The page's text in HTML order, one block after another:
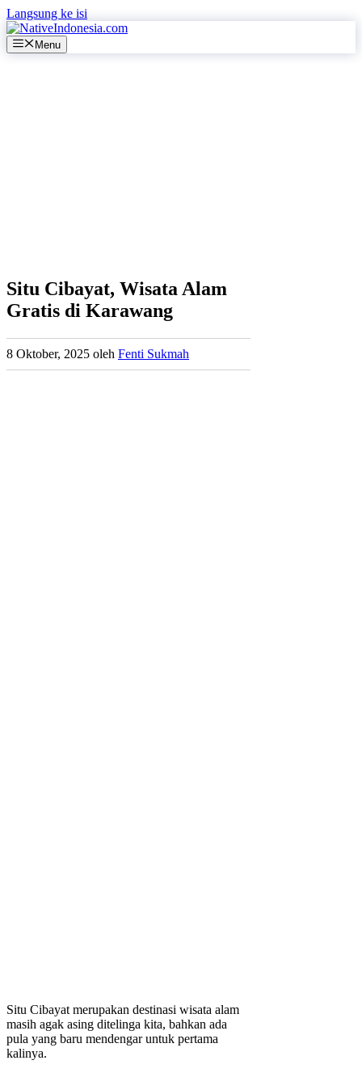
Langsung ke isi
Menu
Situ Cibayat, Wisata Alam
Gratis di Karawang
8 Oktober, 2025 oleh Fenti Sukmah
Situ Cibayat merupakan destinasi wisata alam
masih agak asing ditelinga kita, bahkan ada
pula yang baru mendengar untuk pertama
kalinya.